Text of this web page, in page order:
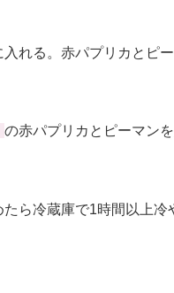
れる。赤パプリカとピ
の赤パプリカとピーマン
ら冷蔵庫で1時間以上冷